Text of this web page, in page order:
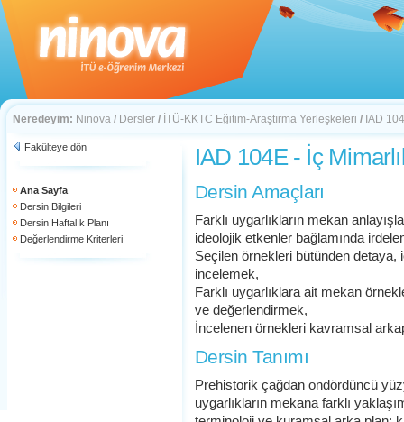
Neredeyim: Ninova / Dersler / İTÜ-KKTC Eğitim-Araştırma Yerleşkeleri / IAD
Fakülteye dön
Ana Sayfa
Dersin Bilgileri
Dersin Haftalık Planı
Değerlendirme Kriterleri
IAD 104E - İç
Dersin Amaçları
Farklı uygarlıkların mekan
ideolojik etkenler bağlamında
Seçilen örnekleri bütünden
incelemek,
Farklı uygarlıklara ait mekan
ve değerlendirmek,
İncelenen örnekleri kavramsal
Dersin Tanımı
Prehistorik çağdan ondördüncü
uygarlıkların mekana farklı